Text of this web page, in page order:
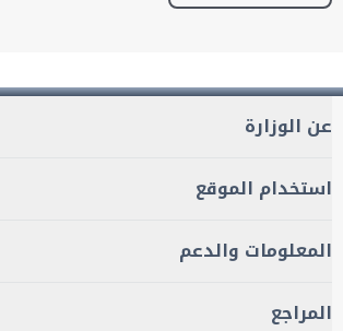
عن الوزارة
استخدام الموقع
المعلومات والدعم
المراجع